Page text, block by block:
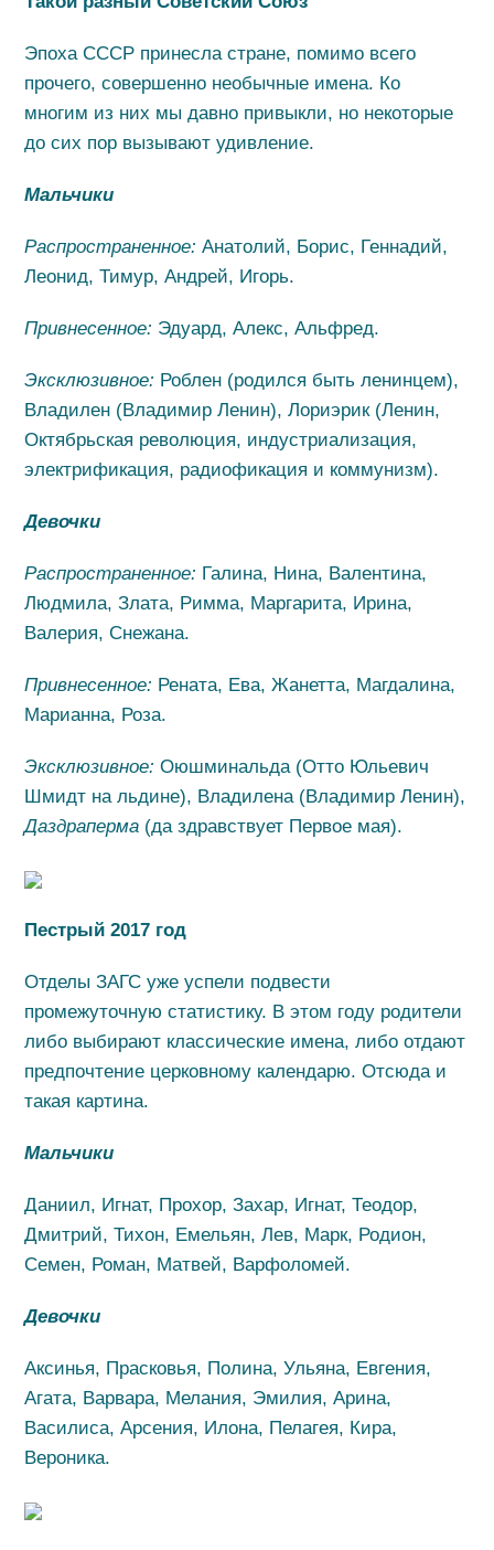
Эпоха СССР принесла стране, помимо всего
прочего, совершенно необычные имена. Ко
многим из них мы давно привыкли, но некоторые
до сих пор вызывают удивление.
Мальчики
Распространенное: Анатолий, Борис, Геннадий,
Леонид, Тимур, Андрей, Игорь.
Привнесенное: Эдуард, Алекс, Альфред.
Эксклюзивное: Роблен (родился быть ленинцем),
Владилен (Владимир Ленин), Лориэрик (Ленин,
Октябрьская революция, индустриализация,
электрификация, радиофикация и коммунизм).
Девочки
Распространенное: Галина, Нина, Валентина,
Людмила, Злата, Римма, Маргарита, Ирина,
Валерия, Снежана.
Привнесенное: Рената, Ева, Жанетта, Магдалина,
Марианна, Роза.
Эксклюзивное:Оюшминальда (Отто Юльевич
Шмидт на льдине), Владилена (Владимир Ленин),
Даздраперма (да здравствует Первое мая).
Пестрый 2017 год
Отделы ЗАГС уже успели подвести
промежуточную статистику. В этом году родители
либо выбирают классические имена, либо отдают
предпочтение церковному календарю. Отсюда и
такая картина.
Мальчики
Даниил, Игнат, Прохор, Захар, Игнат, Теодор,
Дмитрий, Тихон, Емельян, Лев, Марк, Родион,
Семен, Роман, Матвей, Варфоломей.
Девочки
Аксинья, Прасковья, Полина, Ульяна, Евгения,
Агата, Варвара, Мелания, Эмилия, Арина,
Василиса, Арсения, Илона, Пелагея, Кира,
Вероника.